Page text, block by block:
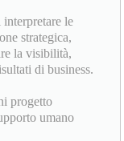
interpretare le
strategica,
la visibilità,
di business.
progetto
umano